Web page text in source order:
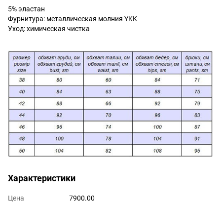
5% эластан
Фурнитура: металлическая молния YKK
Уход: химическая чистка
Характеристики
Цена
7900.00